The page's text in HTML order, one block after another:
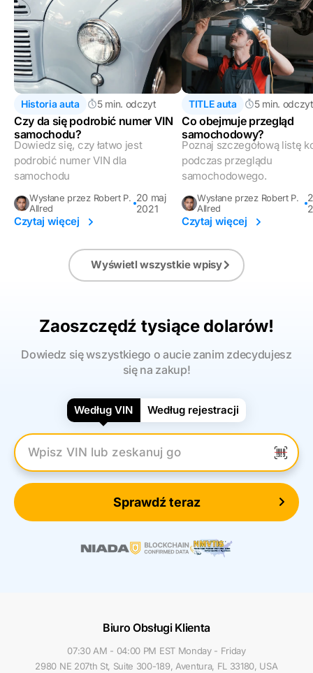
Historia auta 5 min. odczyt
Czy da się podrobić numer VIN
samochodu?
Dowiedz się, czy łatwo jest
podrobić numer VIN dla
samochodu
Wysłane przez Robert P.
Allred
20 maj
2021
Czytaj więcej
TITLE auta 5 min. odczyt
Co obejmuje przegląd
samochodowy?
Poznaj szczegółową listę
podczas przeglądu
samochodowego.
Wysłane przez Robert P.
Allred
Czytaj więcej
Wyświetl wszystkie wpisy
Zaoszczędź tysiące dolarów!
Dowiedz się wszystkiego o aucie zanim zdecydujesz
się na zakup!
Według VIN Według rejestracji
Wpisz numer VIN
Sprawdź teraz
Biuro Obsługi Klienta
07:30 AM - 04:00 PM EST Monday - Friday
2980 NE 207th St, Suite 300-189, Aventura, FL 33180, USA